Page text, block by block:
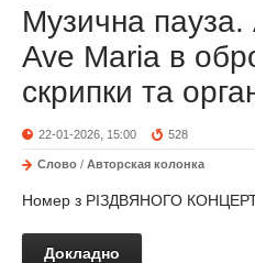
Музична
Ave Maria в
скрипки та
22-01-2026, 15:00 528
Слово / Авторская колонка
Номер з РІЗДВЯНОГО
Докладно